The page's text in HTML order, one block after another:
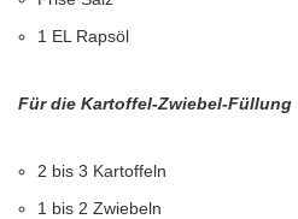
1 EL Rapsöl
Für die Kartoffel-Zwiebel-Füllung
2 bis 3 Kartoffeln
1 bis 2 Zwiebeln